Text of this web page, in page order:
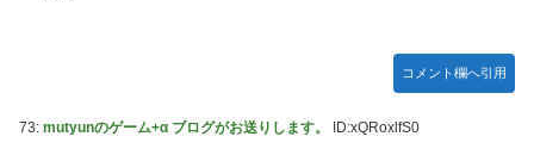
コメント欄へ引用
73: mutyunのゲーム+α ブログがお送りします。 ID:xQRoxlfS0